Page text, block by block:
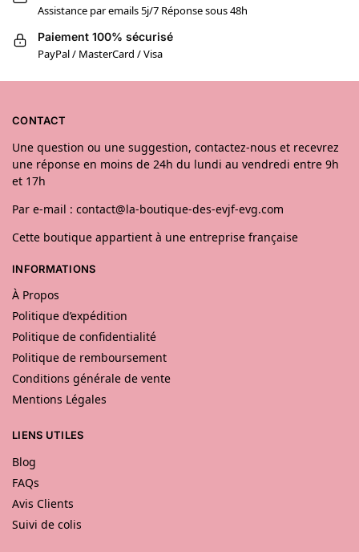
Assistance par emails 5j/7 Réponse sous 48h
Paiement 100% sécurisé
PayPal / MasterCard / Visa
CONTACT
Une question ou une suggestion, contactez-nous et recevrez
une réponse en moins de 24h du lundi au vendredi entre 9h
et 17h
Par e-mail : contact@la-boutique-des-evjf-evg.com
Cette boutique appartient à une entreprise française
INFORMATIONS
À Propos
Politique d’expédition
Politique de confidentialité
Politique de remboursement
Conditions générale de vente
Mentions Légales
LIENS UTILES
Blog
FAQs
Avis Clients
Suivi de colis